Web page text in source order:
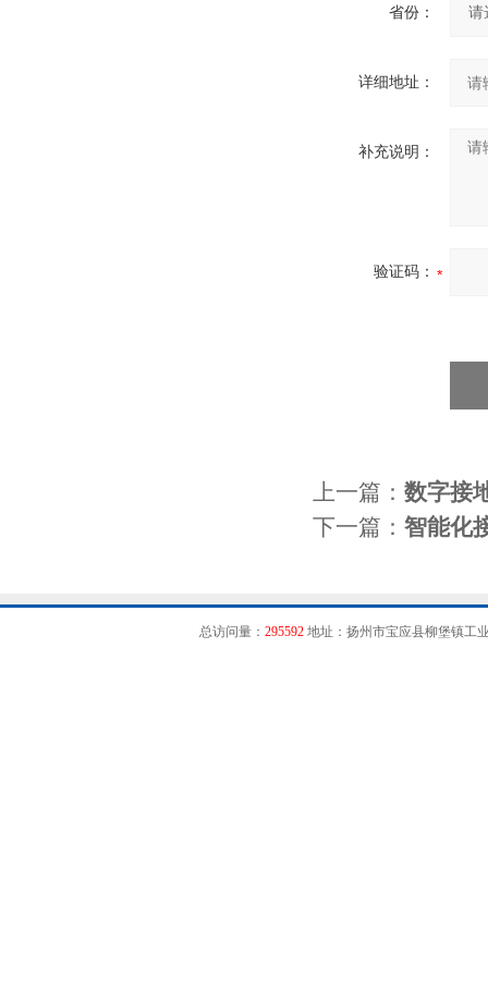
省份：
详细地址：
补充说明：
验证码：
上一篇： 数字接
下一篇： 智能化
总访问量： 295592地址：扬州市宝应县柳堡镇工